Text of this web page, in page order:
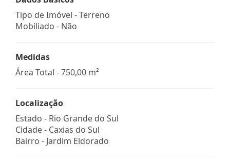
Tipo de Imóvel - Terreno
Mobiliado - Não
Medidas
Área Total - 750,00 m²
Localização
Estado - Rio Grande do Sul
Cidade - Caxias do Sul
Bairro - Jardim Eldorado